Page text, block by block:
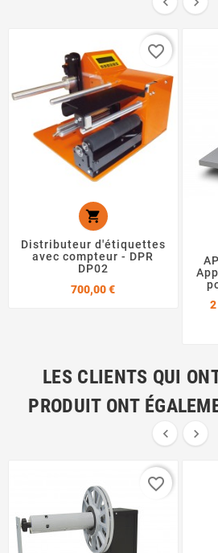

Distributeur d'étiquettes
avec compteur - DPR
DP02
700,00 €Prix
favorite_border
LES CLIENTS QUI
PRODUIT ONT
 
favorite_border